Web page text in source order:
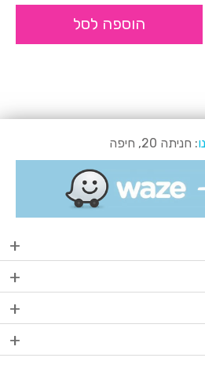
הוספה לסל
: חניתה 20, חיפה